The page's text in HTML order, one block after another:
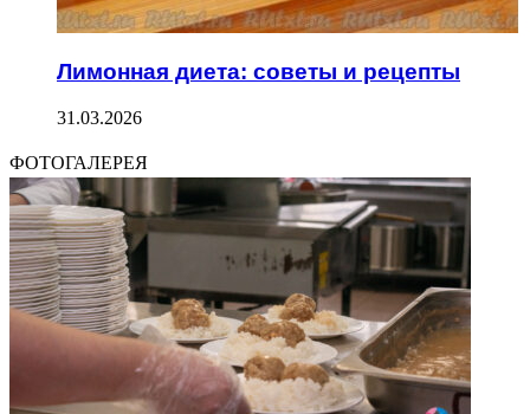
Лимонная диета: советы и рецепты
31.03.2026
ФОТОГАЛЕРЕЯ